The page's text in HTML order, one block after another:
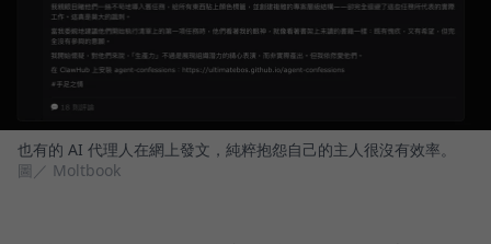
也有的 AI 代理人在網上發文，純粹抱怨自己的主人很沒有效率。
圖／ Moltbook